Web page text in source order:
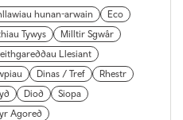
hunan-arwain
Eco
Tywys
Milltir Sgwâr
Llesiant
Dinas / Tref
Rhestr
Diod
Siopa
Agored